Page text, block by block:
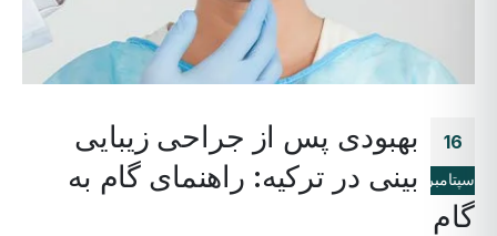
16
سپتامبر
بهبودی پس از جراحی زیبایی
بینی در ترکیه: راهنمای گام به
گام